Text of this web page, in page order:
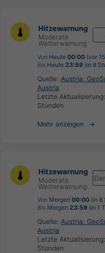
Hitzewarnung
Moderate
Wetterwarnung
Von Heute 00:00 (vor
Bis Heute 23:59 (in 8
Quelle: Austria:
Austria
Letzte
Stunden
Mehr anzeigen
Hitzewarnung
Moderate
Wetterwarnung
Von Morgen 00:00 (in 8
Bis Morgen 23:59 (in 1
Quelle: Austria:
Austria
Letzte
Stunden